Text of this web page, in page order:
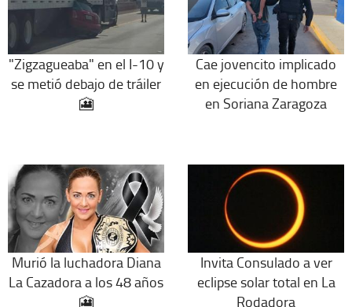
"Zigzagueaba" en el I-10 y
se metió debajo de tráiler
🎦
Cae jovencito implicado
en ejecución de hombre
en Soriana Zaragoza
Murió la luchadora Diana
La Cazadora a los 48 años
🎦
Invita Consulado a ver
eclipse solar total en La
Rodadora